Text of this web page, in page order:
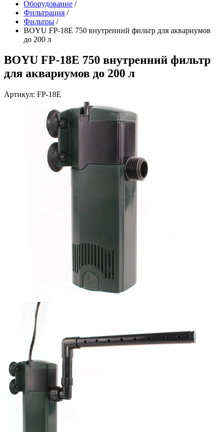
Оборудование /
Фильтрация /
Фильтры /
BOYU FP-18E 750 внутренний фильтр для аквариумов
до 200 л
BOYU FP-18E 750 внутренний фильтр
для аквариумов до 200 л
Артикул: FP-18E